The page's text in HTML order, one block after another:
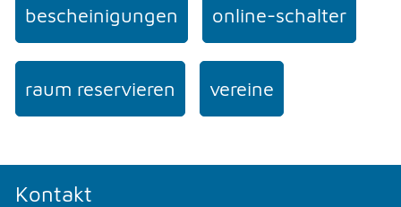
bescheinigungen online-schalter
raum reservieren vereine
Kontakt